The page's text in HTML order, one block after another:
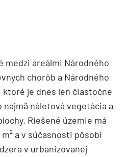
medzi areálmi Národného
chorôb a Národného
je dnes len čiastočne
najmä náletová vegetácia a
Riešené územie má
a v súčasnosti pôsobí
v urbanizovanej